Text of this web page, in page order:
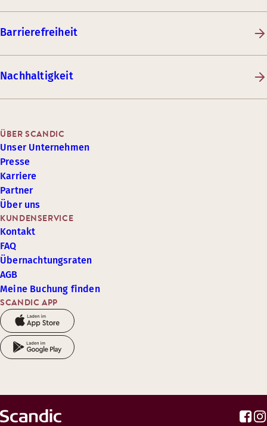
Barrierefreiheit
Nachhaltigkeit
SCANDIC APP
KUNDENSERVICE
Kontakt
FAQ
Übernachtungsraten
AGB
Meine Buchung finden
ÜBER SCANDIC
Unser Unternehmen
Presse
Karriere
Partner
Über uns